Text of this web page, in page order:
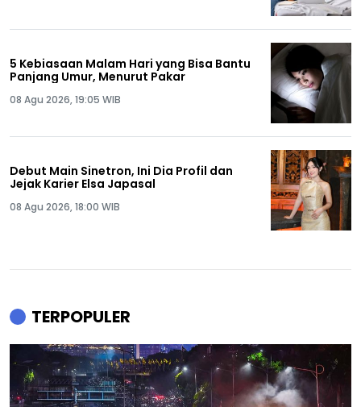
5 Kebiasaan Malam Hari yang Bisa Bantu
Panjang Umur, Menurut Pakar
08 Agu 2026, 19:05 WIB
Debut Main Sinetron, Ini Dia Profil dan
Jejak Karier Elsa Japasal
08 Agu 2026, 18:00 WIB
TERPOPULER